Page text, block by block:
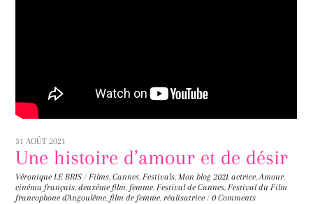
31 AOÛT 2021
Une histoire d’amour et de désir
Véronique LE BRIS / Films,Cannes,Festivals,Mon blog 2021,actrice,Amour,
cinéma français,deuxème film, femme,Festival de Cannes,Festival du Film
francophone d'Angoulême, film de femme,réalisatrice / 0 Comments